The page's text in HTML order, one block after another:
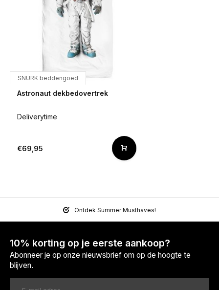
SNURK beddengoed
Astronaut dekbedovertrek
Deliverytime
€69,95
Ontdek Summer Musthaves!
10% korting op je eerste aankoop?
Abonneer je op onze nieuwsbrief om op de hoogte te
blijven.